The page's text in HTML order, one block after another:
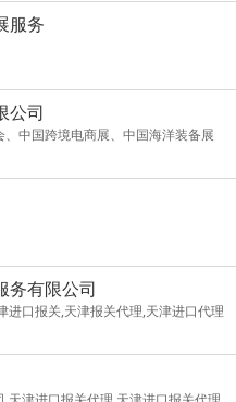
服务
公司
中国跨境电商展、中国海洋装备展
务有限公司
进口报关,天津报关代理,天津进口代理